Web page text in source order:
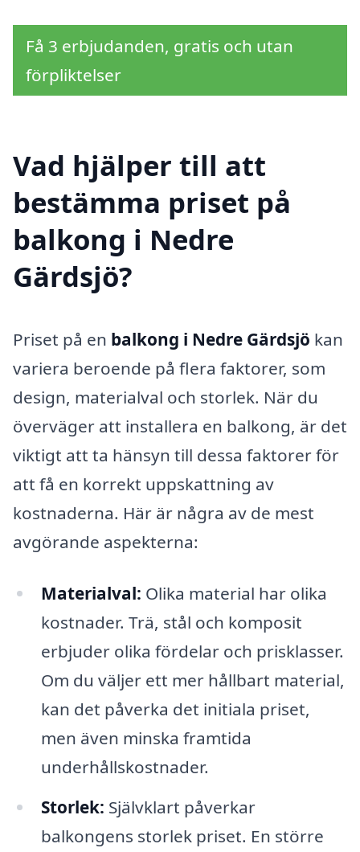
Få 3 erbjudanden, gratis och utan
förpliktelser
Vad hjälper till att
bestämma priset på
balkong i Nedre
Gärdsjö?
Priset på en balkong i Nedre Gärdsjö kan
variera beroende på flera faktorer, som
design, materialval och storlek. När du
överväger att installera en balkong, är det
viktigt att ta hänsyn till dessa faktorer för
att få en korrekt uppskattning av
kostnaderna. Här är några av de mest
avgörande aspekterna:
Materialval: Olika material har olika
kostnader. Trä, stål och komposit
erbjuder olika fördelar och prisklasser.
Om du väljer ett mer hållbart material,
kan det påverka det initiala priset,
men även minska framtida
underhållskostnader.
Storlek: Självklart påverkar
balkongens storlek priset. En större